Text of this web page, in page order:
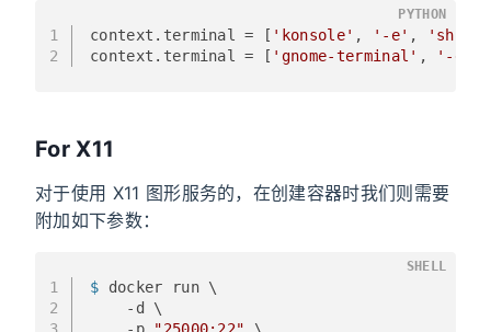
1
2
context.terminal = [ 'konsole' , '-e' , 'sh'
context.terminal = [ 'gnome-terminal' , '-e'
PYTHON
For X11
对于使用 X11 图形服务的，在创建容器时我们则需要
附加如下参数：
1
2
$ docker run \
    -d \
SHELL